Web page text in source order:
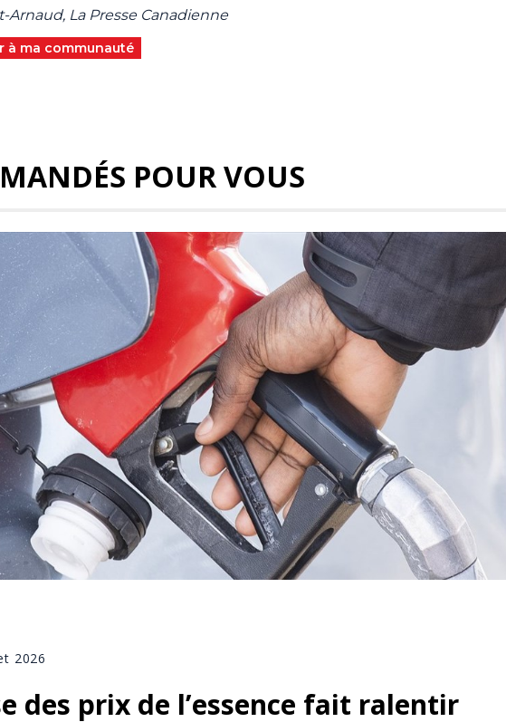
Arnaud, La Presse Canadienne
à ma communauté
POUR VOUS
2026
des prix de l’essence fait ralentir